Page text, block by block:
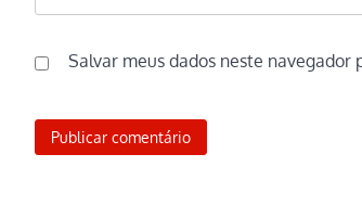
Salvar meus dados neste navegador